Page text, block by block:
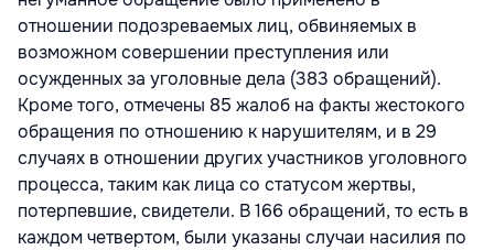
отношении подозреваемых лиц, обвиняемых в
возможном совершении преступления или
осужденных за уголовные дела (383 обращений).
Кроме того, отмечены 85 жалоб на факты жестокого
обращения по отношению к нарушителям, и в 29
случаях в отношении других участников уголовного
процесса, таким как лица со статусом жертвы,
потерпевшие, свидетели. В 166 обращений, то есть в
каждом четвертом, были указаны случаи насилия по